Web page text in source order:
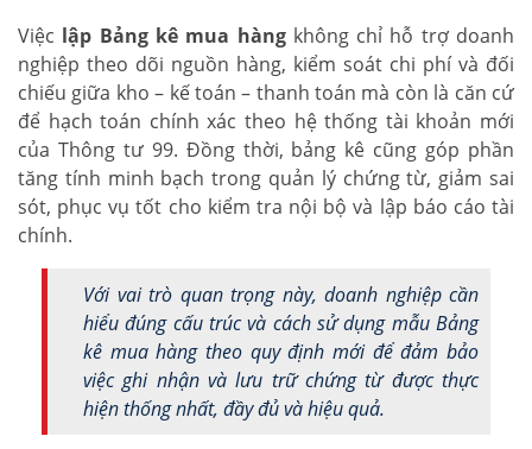
Việc lập Bảng kê mua hàngkhông chỉ hỗ trợ doanh
nghiệp theo dõi nguồn hàng, kiểm soát chi phí và đối
chiếu giữa kho – kế toán – thanh toán mà còn là căn cứ
để hạch toán chính xác theo hệ thống tài khoản mới
của Thông tư 99. Đồng thời, bảng kê cũng góp phần
tăng tính minh bạch trong quản lý chứng từ, giảm sai
sót, phục vụ tốt cho kiểm tra nội bộ và lập báo cáo tài
chính.
Với vai trò quan trọng này, doanh nghiệp cần
hiểu đúng cấu trúc và cách sử dụng mẫu Bảng
kê mua hàng theo quy định mới để đảm bảo
việc ghi nhận và lưu trữ chứng từ được thực
hiện thống nhất, đầy đủ và hiệu quả.